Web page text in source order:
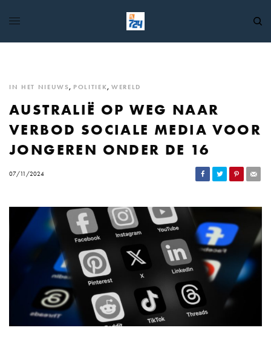
IN HET NIEUWS, POLITIEK, WERELD
AUSTRALIË OP WEG NAAR
VERBOD SOCIALE MEDIA VOOR
JONGEREN ONDER DE 16
07/11/2024